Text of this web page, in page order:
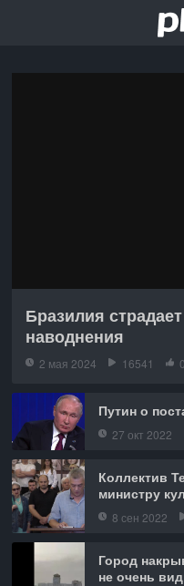
Бразилия
наводнения
2 мая 2024 16541 0
Путин о
27 окт 2022
Коллектив
министру
8 сен 2022
Город
не очень